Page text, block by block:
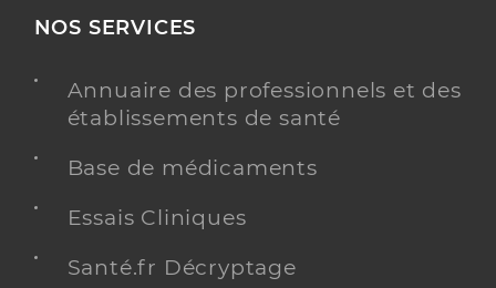
NOS SERVICES
Annuaire des professionnels et des
établissements de santé
Base de médicaments
Essais Cliniques
Santé.fr Décryptage